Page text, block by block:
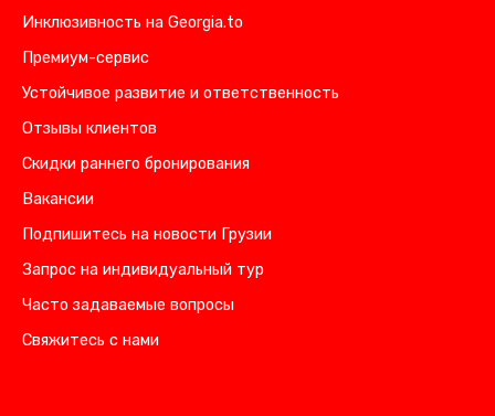
Инклюзивность на Georgia.to
Премиум-сервис
Устойчивое развитие и ответственность
Отзывы клиентов
Скидки раннего бронирования
Вакансии
Подпишитесь на новости Грузии
Запрос на индивидуальный тур
Часто задаваемые вопросы
Свяжитесь с нами